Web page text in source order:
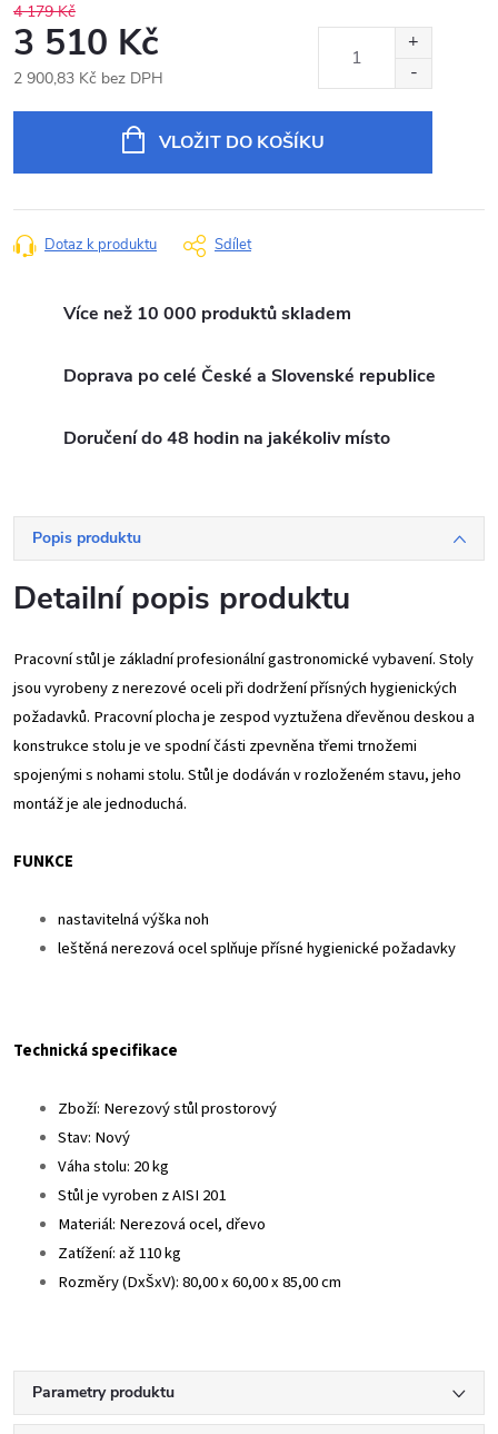
4 179 Kč
3 510 Kč
2 900,83 Kč bez DPH
VLOŽIT DO KOŠÍKU
Dotaz k produktu Sdílet
Více než 10 000 produktů skladem
Doprava po celé České a Slovenské republice
Doručení do 48 hodin na jakékoliv místo
Popis produktu
Detailní popis produktu
Pracovní stůl je základní profesionální gastronomické vybavení. Stoly
jsou vyrobeny z nerezové oceli při dodržení přísných hygienických
požadavků. Pracovní plocha je zespod vyztužena dřevěnou deskou a
konstrukce stolu je ve spodní části zpevněna třemi trnožemi
spojenými s nohami stolu. Stůl je dodáván v rozloženém stavu, jeho
montáž je ale jednoduchá.
FUNKCE
nastavitelná výška noh
leštěná nerezová ocel splňuje přísné hygienické požadavky
Technická specifikace
Zboží: Nerezový stůl prostorový
Stav: Nový
Váha stolu: 20 kg
Stůl je vyroben z AISI 201
Materiál: Nerezová ocel, dřevo
Zatížení: až 110 kg
Rozměry (DxŠxV): 80,00 x 60,00 x 85,00 cm
Parametry produktu